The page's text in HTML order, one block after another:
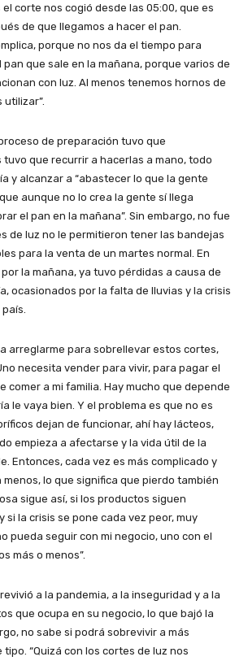
corte nos cogió desde las 05:00, que es
de que llegamos a hacer el pan.
porque no nos da el tiempo para
que sale en la mañana, porque varios de
con luz. Al menos tenemos hornos de
utilizar”.
de preparación tuvo que
que recurrir a hacerlas a mano, todo
y alcanzar a “abastecer lo que la gente
aunque no lo crea la gente sí llega
el pan en la mañana”. Sin embargo, no fue
de luz no le permitieron tener las bandejas
para la venta de un martes normal. En
la mañana, ya tuvo pérdidas a causa de
ocasionados por la falta de lluvias y la crisis
a arreglarme para sobrellevar estos cortes,
necesita vender para vivir, para pagar el
comer a mi familia. Hay mucho que depende
le vaya bien. Y el problema es que no es
dejan de funcionar, ahí hay lácteos,
empieza a afectarse y la vida útil de la
Entonces, cada vez es más complicado y
lo que significa que pierdo también
sigue así, si los productos siguen
si la crisis se pone cada vez peor, muy
pueda seguir con mi negocio, uno con el
más o menos”.
a la pandemia, a la inseguridad y a la
que ocupa en su negocio, lo que bajó la
no sabe si podrá sobrevivir a más
“Quizá con los cortes de luz nos